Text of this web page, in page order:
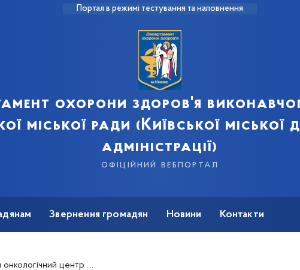
Портал в режимі тестування та наповнення
охорони здоров'я
міської ради (Київської міської
адміністрації)
офіційний вебпортал
Звернення громадян Новини Контакти
на 130 млн грн – Микола Поворозник